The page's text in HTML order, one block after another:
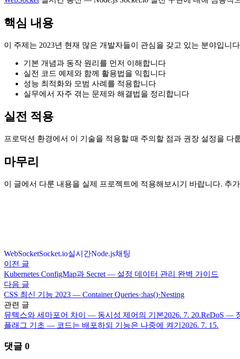
핵심 내용
이 주제는 2023년 현재 많은 개발자들이 관심을 갖고 있는 분야입니
기본 개념과 동작 원리를 먼저 이해합니다
실전 코드 예제와 함께 활용법을 익힙니다
성능 최적화와 모범 사례를 적용합니다
실무에서 자주 겪는 문제와 해결법을 정리합니다
실전 적용
프로덕션 환경에서 이 기술을 적용할 때 주의할 점과 권장 설정을
마무리
이 글에서 다룬 내용을 실제 프로젝트에 적용해보시기 바랍니다. 추
WebSocketSocket.io실시간Node.js채팅
이전 글
Kubernetes ConfigMap과 Secret — 설정 데이터 관리 완벽 가이드
다음 글
CSS 최신 기능 2023 — Container Queries·:has()·Nesting
관련 글
뮤텍스와 세마포어 차이 — 동시성 제어의 기본2026. 7. 20.ReDoS —
플래그 기초 — 코드는 배포하되 기능은 나중에 켜기 2026. 7. 15.
댓글 0